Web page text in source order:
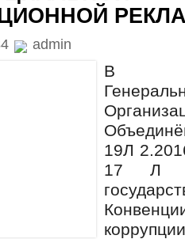
admin
В
19Л
17 Л